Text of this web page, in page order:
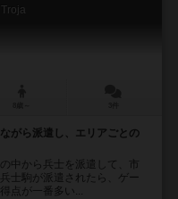
がら派遣し、エリアごとの
中から兵士を派遣して、市
士駒が派遣されたら、ゲー
点が一番多い...